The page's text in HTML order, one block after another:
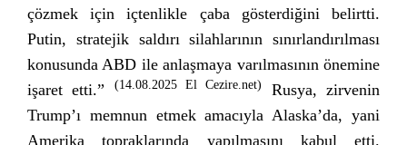
çözmek için içtenlikle çaba gösterdiğini belirtti.
Putin, stratejik saldırı silahlarının sınırlandırılması
konusunda ABD ile anlaşmaya varılmasının önemine
işaret etti.”
(14.08.2025 El Cezire.net)
Rusya, zirvenin
Trump’ı memnun etmek amacıyla Alaska’da, yani
Amerika topraklarında yapılmasını kabul etti.